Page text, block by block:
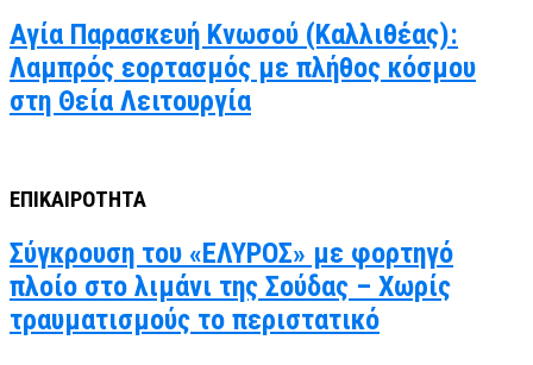
Αγία Παρασκευή Κνωσού (Καλλιθέας):
Λαμπρός εορτασμός με πλήθος κόσμου
στη Θεία Λειτουργία
ΕΠΙΚΑΙΡΟΤΗΤΑ
Σύγκρουση του «ΕΛΥΡΟΣ» με φορτηγό
πλοίο στο λιμάνι της Σούδας – Χωρίς
τραυματισμούς το περιστατικό